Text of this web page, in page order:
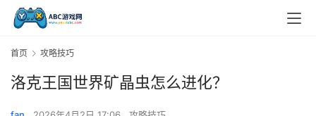
首页 攻略技巧
洛克王国世界矿晶虫怎么进化？